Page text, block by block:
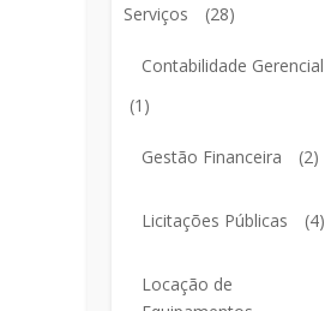
Serviços (28)
Contabilidade Gerencial
(1)
Gestão Financeira (2)
Licitações Públicas (4)
Locação de